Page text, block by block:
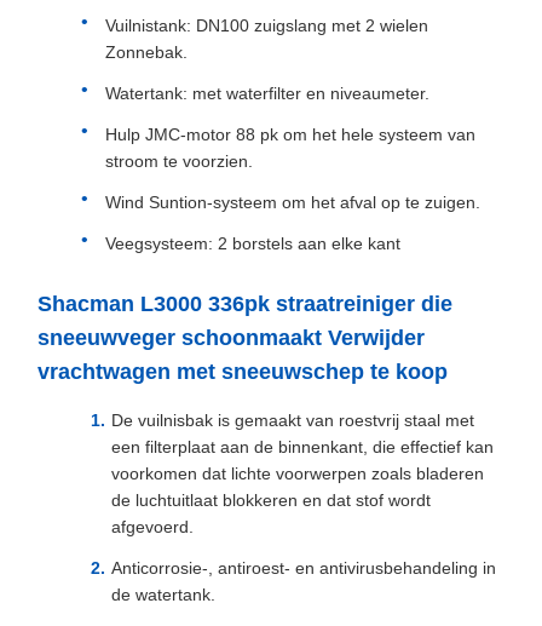
Vuilnistank: DN100 zuigslang met 2 wielen
Zonnebak.
Watertank: met waterfilter en niveaumeter.
Hulp JMC-motor 88 pk om het hele systeem van
stroom te voorzien.
Wind Suntion-systeem om het afval op te zuigen.
Veegsysteem: 2 borstels aan elke kant
Shacman L3000 336pk straatreiniger die
sneeuwveger schoonmaakt Verwijder
vrachtwagen met sneeuwschep te koop
De vuilnisbak is gemaakt van roestvrij staal met
een filterplaat aan de binnenkant, die effectief kan
voorkomen dat lichte voorwerpen zoals bladeren
de luchtuitlaat blokkeren en dat stof wordt
afgevoerd.
Anticorrosie-, antiroest- en antivirusbehandeling in
de watertank.